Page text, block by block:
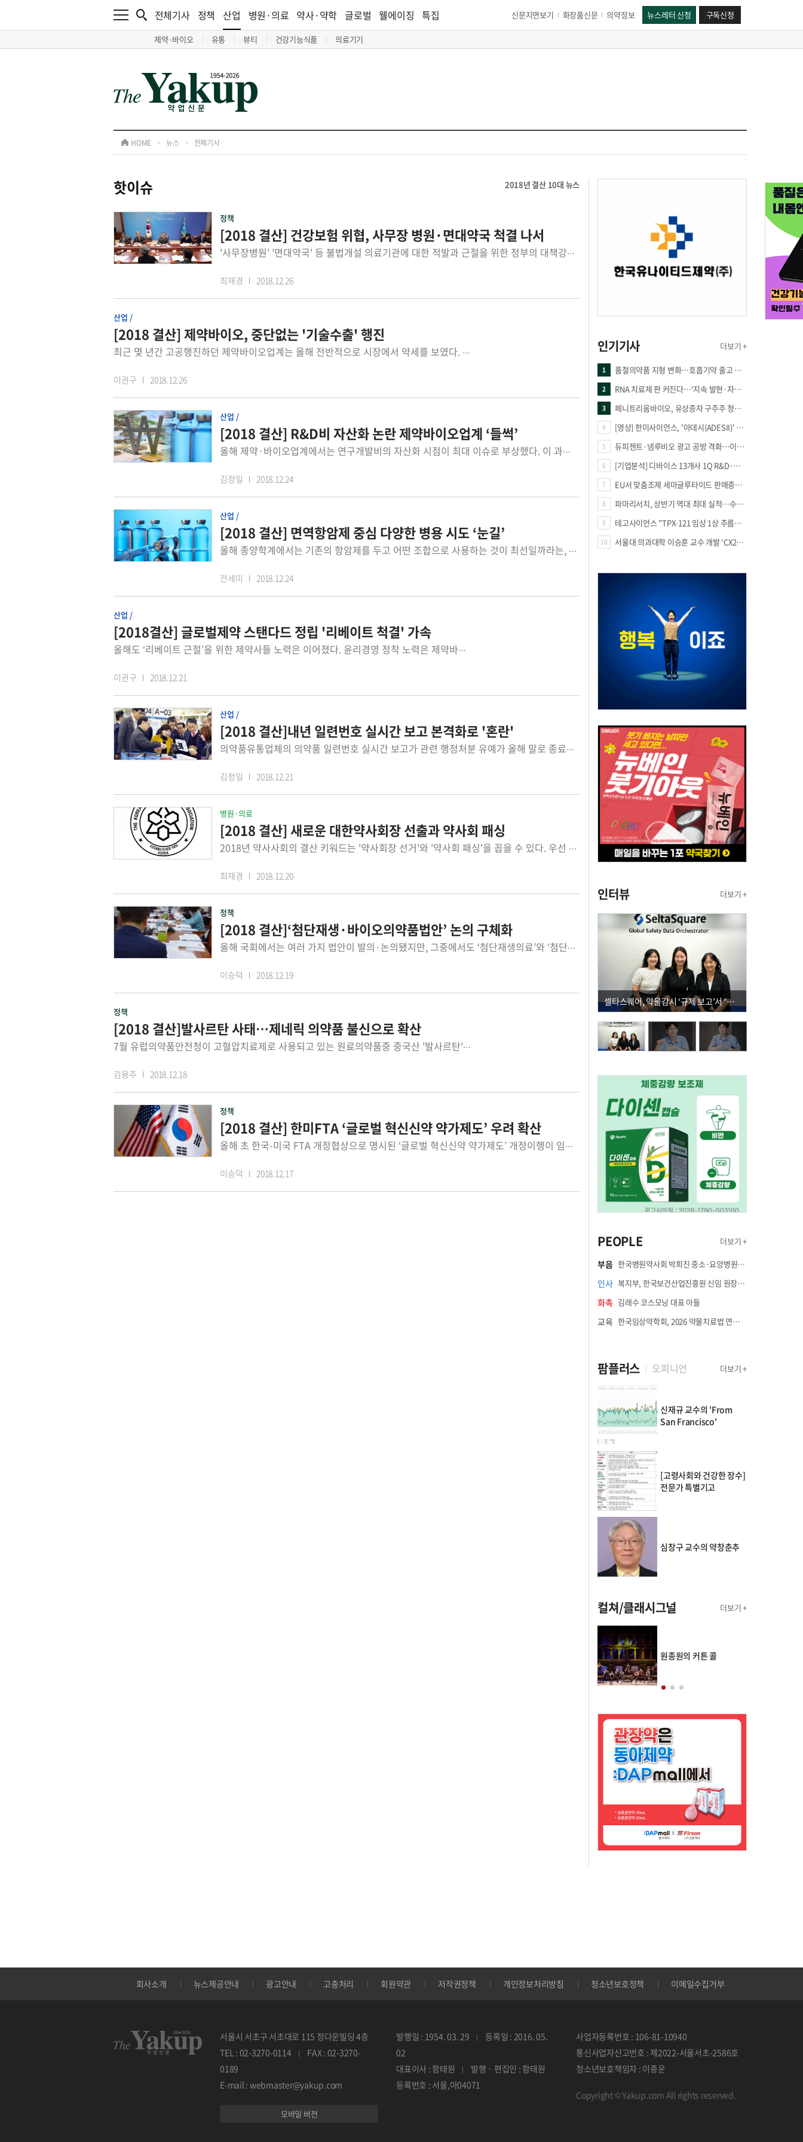
전체기사 정책 산업
제약·바이오 유통 뷰티 건강기능식품 의료기기
병원·의료 약사·약학 글로벌 웰에이징 특집 신문지면보기 화장품신문 의약정보 뉴스레터 신청 구독신청
HOME > 뉴스 > 전체기사
핫이슈 2018년 결산 10대 뉴스
정책
[2018 결산] 건강보험 위협, 사무장 병원·면대약국 척결 나서
'사무장병원' '면대약국' 등 불법개설 의료기관에 대한 적발과 근절을 위한 정부의 대책강화 정책이 실시됐다. 지난 11월 열린 청와대 '제3차 반부패정책협의회' 회의에서 문재인 대통령은 요양병원의 비리에 대해 “적발에만 그치지 않고 병원 문을 닫더라도 환수까지 해야한다” 보다 강력한 대책을 주문하기도 했다. 이에 복지부, 건강보험공단 등 주무 부처도 기존 계획에 더해 강도 높은 정책을 시행할 것으로 전망된다. 올해 국민건강보험공단에서는 국정과제 중 하나인 불법개설 의료기관 근절 방안을 위해 '의료기관지원실'이 정규조직으로 신설됐다. 지난 2013년 T/F로 구성돼 지원단을 거쳐 6년만에 정규 조직회돼 1실 4부 17파트의 70여명의 인력이 불법 개성 의료기과 적발과 관리에 투입되고 있다. 사무장 병원과 면대약국 등 불법개설기관은 진료비 부당청구, 의료서비스 질 저하로 국민건강을 위협하고 건전한 의료질서를 위협하는 등 부작용이 심각했다. 정부는 행정조사 강화로 매년 불법개설기관 적발은 증가하고 있으나, 사전 재산은닉 등으로 징수율은 저조한 실정으로 사후관리 한계에 부딪혀 국정과제인 건강보험의 보장성 확대를 뒷받침하고, 국민 건강 보호 및 건전한 의료질서를 유지하기 위해서는 근절방안 마련이 필요했다. 이에 건보공단은 지난 2009년부터 지난해 말까지 불법개설 의료기관 1,402개를 적발, 2조 867억원을 환수 결정했다. 적발강화로 환수결정금액이 증가하고 있으나, 징수율은 7.07%로 저조한 상황으로 이는 납부의무자 중 70%가 무재산자이고, 재산이 있는 자도 80%가 환가가치가 없는 재산을 보유하는 등 환수 재산을 은닉하고 있어 환수가 어렵다는 장벽에 부딪혀, 근본적인 진입을 방지한다는 것이 공단의 대책 방향이다. 건강보험공단에서는 불법개설 의심기관 행정조사를 강화해 사무장병원은 민원제보 및 요양병원, 한방병원을 중점 조사할 예정이며 면대약국은 문전약국, 대형약국 위주로 조사를 실시한다. 불법사무장 적발 시스템(BMS)의 고도화를 추진해 기존에 적발 된 불법개설 기관의 운영사례를 분석해 부당 유형별 적발모형을 구축 확대(현재 21개 모형)할 예정이다. 수사기관, 지자체 등 협업을 통해 의심기관을 조사하고, 검‧경찰 공조수사 및 불법개설의심기관 신고건 적극 대응하는 등 지자체에서 의료기관 개설 신고 시 불법개설 의심 기관을 공단으로 신고할 수 있도록 활성화하겠다는 전략이다. 이에 불법개설 예방을 위한 유관기관과 협업체계를 구축해 복지부 산하에 구성된 '불법 의료기관 대응협의체'의 운영을 활성화하는 등 다양한 노력을 기울이고 있다. 행정조사 실효성 강화를 위해 '특별사법경찰(이하 특사경)' 도입이 추진되고 있으나, 내외부적인 문제로 예정대로 진행되고 있지는 못한 상황이다. 현재 복지부 상시 단속체계가 부재하고, 행정조사 형식의 단속으로 압수·수색, 계좌추적이 불가능하기 때문에 특사경을 통해 사무장병원·면대약국 상시 단속체계를 검찰·경찰 합동 집중단속을 실시하겠다 방침을 세운바 있다. 한편, 출범구성을 준비중인 특사경은 계획된 인원은 검사 1명(단장), 복지부 2명, 금융감독원 2명, 국민건강보험공단 1명, 지자체 4군데(각 1명), 총 10명으로 각 기관 파견을 통해 지원받을 예정이다. 특사경의 주요 업무는 사무장병원·면대약국 종합대책 이행, 행정조사 및 수사 수행으로, 행정조사(연간 200여건)와 수사(연간 100여건) 전담, 종합대책 이행을 위한 법령 개정 및 제도개선 등을 추진하게 된다. 향후에는 다른 의료법 위반행위(무면허 의료행위, 리베이트 등)에 대한 행정조사, 수사 및 의료인 행정처분까지 업무범위를 확대하는 방안도 함께 검토되고 있다.
최재경 2018.12.26
산업 /
[2018 결산] 제약바이오, 중단없는 '기술수출' 행진
최근 몇 년간 고공행진하던 제약바이오업계는 올해 전반적으로 시장에서 약세를 보였다. 타 산업도 주춤했지만 제약바이오기업들은 특히 더했다. 하지만 올해도 그간 가열차게 추진해 온 연구개발 결실로 기술수출은 이어졌다. 특히 미국 등 선진국에 대한 기술수출이 대폭 늘며 내용 면에서도 알찼다. 1월 19일 동아ST 당뇨병성 신경병증치료제 ' DA-9801'부터 11월 30일 에이비엘바이오 이중항체 신약후보물질 'NOV1501'까지 9개사(11개 테마)가 4조8,596억원을 기술수출했다. 특히 11월 집중적으로 이어지며 11월 한달에만 6개사가 3조6,564억원을 터뜨렸다. 이 액수는 11월 의약품수출액 3억6,900만러 10배에 달하는 수치다(산업통상자원부 ‘2018년 11월 수출입동향’) 기업도 다양했다. 2건씩 기술수출한 유한양행과 크리스탈지노믹스를 포함해 인트론바이오 코오롱생명과학 에이비엘바이오 JW중외제약 동아ST 에스케이케미칼 앱클론 등 9개사가 대규모 기술수출에 성공했다. 기술수출 내용도 주목받으며, 제약바이오기업과 제품을 바라보는 시각을 한단계 업그레이드했다. 유한양행은 4년연속 국내 제약사 매출 1위 기업(올해 5연속 1위)임에도 그간 연구개발에 상대적으로 '약했다'(?)는 평가를 받아 왔지만, 1조원을 훌쩍 넘는 기술수출로 우려를 날려버렸다는 평가다. 코오롱생명과학도 마찬가지. 지난해 12월 미츠비시타나베사로부터 약 5천억 규모 계약파기 아픔을 겪은 이후, 이 계약보다 1,700억 더 많은 기술수출을 이루며 인보사 제품력을 인정받고 있다는 평가를 받았다. 크리스탈지노믹스도 국내 22호 신약이자, 바이오벤처 1호 신약 기술수출을 이뤘고, 인트론바이오는 기술수출을 통한 미국임상으로 신약 성공 가능성을 높였다는 점에서 주목받았다. 더욱이 11건 중 6개가 미국 기업들을 대상으로 한 기술수출이고, 6건 액수도 3조3,858억원으로 올해 기술수출액 대부분을 차지했다는 점도 의미가 큰 것으로 평가받았다. 미국은 세계 최대 시장이지만 그간 허가 뿐 아니라 시장진출 자체도 힘들었던 ‘난공불락’이었다는 점에서, 국내 제약바이오기업 기술 우수성을 인정받음과 동시에 국내 제약바이오기업들에게 자신감도 안겨줬다는 분석이다. 제약업계에서는 국내시장 상황과 관계없이 선진국 및 다국적제약사들을 상대로 한 기술수출 노력과 성과는 계속 이어질 것으로 보고 있다. 지속적인 연구개발을 통해 글로벌 다국적제약사들이 관심을 갖는 유망 파이프라인을 다수 확보한 것으로 파악되고 있기 때문이다. 실제 최근 들어 미국을 포함해 선진국에서 열리는 세계적인 학회에 국내 제약바이오기업들이 다수 초청받아 파이프라인을 발표, 큰 주목을 받는 경우가 이어지고 있다. 국내 제약바이오기업들이 확보한 '원천기술' 등 파이프라인 가치가 세계적으로 인정받고 있다는 분석이다. 여기에 다국적제약사들이 기술도입 등 아이템 확보를 선호하는 추세라는 점도, 기술수출 전망을 긍정적으로 만들고 있다. 실제 전략적 라이센싱-인을 통한 도입신약 후보물질이 자체개발 신약후보 물질보다 임상성공률에서도 3배 가량 성공률이 높은 것으로 보고되며, 다국적제약기업과 글로벌 바이오기업들이 유망신약 후보물질 선점에 적극 나서는 추세다. 이 같은 분위기에 연구개발 노력 결과로 '원천기술 확보' 등 성과가 속속 나오면 내년에도 미국 유럽 일본 등 선진국 의약품시장에 대한 기술수출은 더 큰 규모로 이어지고, 이는 국내 제약바이오기업이 글로벌제약기업으로 도약하고 국내 제약산업이 선진국으로 진입하는 중요한 발판이 될 것이라는 분석이다.
이권구 2018.12.26
산업 /
[2018 결산] R&D비 자산화 논란 제약바이오업계 ‘들썩’
올해 제약·바이오업계에서는 연구개발비의 자산화 시점이 최대 이슈로 부상했다. 이 과정에서 삼성바이오로직스의 분식회계 문제가 불거지면서 바이오업계가 들썩였다. 금융위원회 산하 증권선물위원회는 지난달 28일 열린 정례회의에서 개발비 자산화 시점에 대한 판단오류가 있는 제약·바이오 기업 10개사에 대해 경고와 시정요구 등 계도조치를 취하기로 결정했다. IFRS(국제회계기준)상 실적으로 실현 가능성이 높은 개발비는 무형자산으로 처리할 수 있만 외국계 증권사들이 일부 바이오 기업들의 개발비 자산화가 지나치다는 의견이 제기했으며, 이에 따라 금융감독원은 지난 3월 개발비 자산화 비중이 높은 제약·바이오 업체에 대해 특별 감리에 착수했다. 또한 5월에는 금감원이 분식회계를 이유로 삼성바이오로직스에 조치사전통지서를 통보했고, 금감원 감리와 금융위원회 증선위 회의를 거쳐 지난 11월 고의 분식회계로 결론을 내려 상장폐지 가능성까지 제기됐었다. 이후 12월 들어 최종적으로 상장 유지 및 거래 재개 결정이 내려졌다. 또 금융위원회와 금융감독원은 9월 신약개발은 임상 3상 이후, 바이오시밀러는 임상 1상 이후 개발비 자산화를 허용하는 것을 주요 내용으로 하는 ‘제약·바이오 기업의 연구개발비 회계처리 관련 감독지침’을 발표했다. 이 지침에 따르면 제약·바이오 R&D 자산화와 관련해 약품유형별로 각 개발단계의 특성과 해당 단계로부터 정부 최종 판매 승인까지 이어질 수 있는 객관적 확률통계를 감안해 개발비 자산화 가능 단계를 설정했다. 신약의 경우 ‘임상 3상 개시 승인’, 바이오시밀러는 ‘임상 1상 개시 승인’, 제네릭은 ‘생동성시험 계획 승인’을 자산화 단계로 설정했다. 진단시약은 ‘제품검증’ 단계로 정했다. 감독지침은 이러한 기준에 따라 자산으로 인식하는 경우, 기술적 실현 가능성 판단에 필요한 객관적 증빙 자료를 제시하도록 했다. 만약 전 단계에서 연구개발비를 자산으로 인식한 경우에는 감리 과정에서 회사의 주장과 논거를 더욱 면밀히 검토하도록 했다. ‘원가측정의 신뢰성 확보’를 위한 지침도 마련돼 회사는 프로젝트별 투입 원가를 신뢰성 있게 측정하고, 그 중 개발활동과 직접 관련 있는 원가만 자산으로 계상해야 한다. 프로젝트별 투입된 재료비, 노무비, 외주비 등을 개발단계별로 구별해 집계하는데, 개발비와 연구비가 혼재돼 구분이 어려운 경우에는 전액 비용으로 인식된다. 더불어 ‘상업화 가능성 확인 및 손상 평가’도 도입돼 회사는 무형자산의 상업화 의도와 능력 및 이에 필요한 기술·재정적 자원입수 가능성을 합리적으로 제시해야 한다. 심사·감리 과정에서는 사업계획 등을 통해 확인할 수 있다. 개발비를 자산으로 인식한 후에는 손상 관련 회계기준에 따라 그 자산에서 얻게 될 미래 경제적 효익을 평가하고, 그 초과분은 손상으로 인식하고 이후 추가 지출액은 비용 처리한다. 회사는 연구개발비를 자산화한 금액을 개발단계별로 재무제표에 양식에 맞게 주석으로 공시하고, 심사·감리 과정에서 중점 확인한다.
김정일 2018.12.24
산업 /
[2018 결산] 면역항암제 중심 다양한 병용 시도 ‘눈길’
올해 종양학계에서는 기존의 항암제를 두고 어떤 조합으로 사용하는 것이 최선일까라는, 일명 항암제 간의 ‘재조합’ 전략이 눈길을 끌었다.항암제 간의 재조합 전략에는 3세대 항암제인 ‘면역항암제’를 포함한 병용 요법이 주된 트렌드를 이끌었다고 볼 수 있다.지난 몇 년 동안은 면역항암제의 등장과 함께 제품 개발에만 집중했다면, 올해에는 기존에 존재하는 다른 계열의 항암제와의 병용 요법을 통해 단일 요법 대비 높은 효과를 노린 것이다.면역항암제 병용 요법이 트렌드가 된 이유는 몇 가지가 있다.먼저 면역항암제 단독으로는 반응률과 무진행생존률이 세포 독성 항암제에 비해 높지 않을 수 있다. 또 다른 기전의 치료제와 병합할 때 시너지를 일으킬 수 있다는 이론적 근거가 있으며, 세포 독성 항암제와 비교해 독성이 더 높지 않은 것도 이유가 된다.대표적인 조합으로는 면역항암제-세포 독성 항암제, 면역항암제-면역항암제, 면역항암제-표적항암제, 면역항암제-세포 독성 항암제-표적항암제 등이 있다.키트루다(성분명: 펨브롤리주맙)의 임상 연구인 KEYNOTE-407은 많은 관심을 받았다. KEYNOTE-407은 PD-L1 발현율에 상관없이 비소세포폐암 환자를 대상으로 키트루다-세포 독성 항암제 병용군과 위약-세포 독성 항암제 간의 효과를 비교한 연구다.결론은 키트루다와 세포 독성 항암제 병용 군의 효과가 더 좋았다. 위약-세포 독성 항암제에 비해 무진행생존기간 1.6개월, 전체생존기간 3.6개월을 각각 늘렸다.또 다른 면역항암제 티쎈트릭(성분명: 아테졸리주맙)은 상피세포 성장인자 수용체(EGFR) 또는 ALK 유전자 변이를 나타내는 전이성 비편평 비소세포 폐암 1차 치료에서 아바스틴(성분명: 베바시주맙), 탁솔(성분명: 파클리탁셀) 및 카보플라틴을 병용하는 요법을 사용할 수 있도록 FDA로부터 허가받았다.면역항암제 병합요법은 폐암에서만 트렌드로 작용하는 것은 아니다. 폐암 외에도 위암, 방광암, 신장암, 두경부암 등 다양한 암종에서 시도되고 있다.신장암에서는 옵디보(성분명: 니볼루맙)와 여보이(성분명: 이필리무맙)가 병용 투여를 통해 수텐(성분명: 수니티닙) 대비 높은 뛰어난 전체 생존기간 개선 효과를 입증하며 국내 적응증을 확대했다.이에 따라 옵디보와 여보이 병용요법은 면역항암제 최초로 이전 치료경험이 없는 중등도 및 고위험군(Intermediate/Poor Risk) 진행성 신세포암 환자 치료에 사용이 가능해졌다. 면역항암제는 기본적으로 수십 가지 암종을 치료하기 위해 개발됐기 때문에 각각의 암 모두에 최적의 항암 효과를 기대하기에는 현재 많은 부분에서 무리가 따른다.또 암 세포들의 진화 속도를 신약 개발 속도가 미처 따라잡지 못한다는 부분에서 당장의 암 환자들을 위한 새 치료 방법으로 병용 요법이 의미를 가질 수 있다.면역항암제 병용 요법이 시간이 흐를수록 다양한 암종에서 시도되고 있는 만큼 차후 어느 영역까지 확장될 지 귀추가 주목된다.
전세미 2018.12.24
산업 /
[2018결산] 글로벌제약 스탠다드 정립 '리베이트 척결' 가속
올해도 ‘리베이트 근절’을 위한 제약사들 노력은 이어졌다. 윤리경영 정착 노력은 제약바이오협회와 제약계가 리베이트를 뿌리뽑기 위해 야심차게 도입한 'ISO37001'(반부패경영시스템)을 통해 강하게 나타났다. 당초 이 시스템은 CP(공정경쟁자율준수프로그램)보다 진일보한, 제약사들에게 CP보다 더한 부담을 주는 시스템으로 회자되며 제약사들 사이에서 도입과 적용에 대한 불만도 많았다. 하지만 가장 먼저 인증받은 한미약품을 시작으로 유한양행 코오롱생명과학 GC녹십자 대원제약 JW중외제약 일동제약 동아에스티 명인제약 안국약품 종근당 휴온스 동구바이오제약 대웅제약등 12월 20일 현재 14개 제약사가 인증받았다. 현재 인증 제약사는 당초 제약바이오협회가 설정한 인증 청사진에는 미치지 못한 숫자다(1,2차 인증= 2017.12-2018.10, 이사장단사 15개사 중 13개사 인증, 코오롱생명과학은 비이사사 중 1차인증 희망기업 1개사) 하지만 아직 계획에 다다르지 못한 제약사들도 현재 ISO37001 도입작업을 진행 중으로, 준비 중인 3차 인증 제약사(2018 10-2019 3,이사사 12개사)까지 더해 내년 초까지인증을 받는 제약사는 계속 이어질 전망이다. 업계에서는 제약사들이 리베이트를 바라보는 시각이 바뀌고, 윤리경영 의지가 강하다는 점에서 내년 중으로 주요 제약사들 인증작업이 완료될 것으로 점치고 있다. 특히 분위기상 합류하지 않으면 윤리경영 의지에 대한 의심을 받을 수 있다는 점까지 더해지며, 제약계가 CP에 더해 윤리경영 완성 장치로 야심차게 도입한 ISO37001 인증은 대세로 자리잡고 있다는 분석이다. 윤리경영 정착과 윤리경영 글로벌 스탠다드 정립 취지에서 도입한 ISO37001 인증작업이 순조롭게 진행되고 있고, 글로벌 진출이 확대되고 있다는 점에서 윤리경영은 제약산업계에 필수적인 덕목이 됐다는 진단이다. 윤리경영이 자리 잡으며 리베이트도 설 자리를 잃고 있다. 아직 리베이트가 완전히 가신 것은 아니다. 제약계에서는 상위 제약사들을 중심으로 상당수 제약사들이 연구개발에 적극 나서는 공백(?)을 이용해 일부 제약사들이 리베이트 세계에 발을 들여놓는 것으로 파악하고 있다. 특히 CSO(영업판매대행)가 신종 리베이트 창구 역할을 하고 있다는 지적도 계속 이어지며, 이 같은 행태를 제어하지 못하면 리베이트 근절이 이뤄지기 힘들 것이라는 우려도 나오고 있다. 또 올해 연말들어 검찰과 식약처 위해사범중앙조사단도 일부 제약사를 대상으로 조사에 착수했다. 하지만 전반적으로는 리베이트를 개별 제약사 일탈로 보는 분위기다. 리베이트가 발생했을 때 여전히 긴장하지만, 제약산업 전체가 '호들갑'을 떨던 이전과는 다른 분위기다. 업계에서는 리베이트를 바라보는 정부와 여론 시각에 더해, 제약사 스스로도 인식과 체질을 개선했기 때문으로 보고 있다. 특히 외부 시각이 아니더라도 재편되는 시장(글로벌제약사 도약 및 글로벌 진출을 위해서는 연구개발과 글로벌 스탠다드에 맞는 경영체계 반드시 필요)에서 ‘생존’ 하기 위해서라도 앞으로 ‘리베이트 근절-윤리경영 정착’ 노력은 내년에도 한층 가열차게 전개될 전망이다.
이권구 2018.12.21
산업 /
[2018 결산]내년 일련번호 실시간 보고 본격화로 '혼란'
의약품유통업체의 의약품 일련번호 실시간 보고가 관련 행정처분 유예가 올해 말로 종료되면서 내년 1월 1일부터 본격화된다. 특히 본격 시행을 앞두고 난항을 거듭해온 의약품 일련번호 제도가 정부와 유통업계 간 기준 보고율에 대한 공감대가 형성되면서 순항할 가능성이 높아졌다는 평가다. 특히 내년부터 행정처분 기준이 되는 일련번호 보고율과 관련, 복지부가 일선 현장의 어려움을 감안해 50%부터 단계적 시행할 것으로 알려지면서 제도에 참여하는 방안을 긍정 검토하고 있는 상황이다. 심평원에 따르면 2018년 8월 공급량 기준으로 의약품유통업체의 일련번호 보고율은 56.61%였다. 다만 유통업계는 여전히 해결되지 않은 선결과제들이 남아있는 만큼 이에 대한 논의를 계속한다는 방침이다. 의약품유통협회도 일련번호 제도는 전 세계적인 추세일 뿐 아니라 의약품 이력 추적 관리로 인한 위조 및 불법 유통 방지 등 기대효과가 적지 않은 만큼 제도 취지에는 충분히 공감한다는 입장이다. 또한 정부가 현장의 어려움을 충분히 이해하고 있는 만큼 일단 ‘조건부 수용’ 후 그동안 업계가 주장해 온 선결과제 등에 대한 소통을 계속해 나가며 제도 정착을 위해 노력할 계획이다. 이와 관련 우선 현재 50%로 설정돼 있는 보고율을 분기 또는 반기별로 단계적 확대한다는 방침과 관련해 명확한 기준을 요구할 계획이다. 또한 실시간 보고에 대한 현실적 보완 방안도 마련해야 한다는 입장인데, 한 달 안에 수정 보고가 가능하도록 하는 내용을 협의 중이다. 아울러 그동안 계속해서 강조해 온 △요양기관 반품 및 선납 문제 △2D-RFID 리딩방식 이원화 보완 △묶음번호 표준화 및 의무화 △의약품 유통 선진화를 위한 재정적, 정책적 지원 방안 마련을 위한 논의를 이어갈 예정이다. 정부는 지난 1999년 10월 약사법시행규칙 개정을 통해 2000년 4월부터 의약품 바코드 표시를 의무화했다. 이는 의약품 유통관리 자동화와 유통비용 절감, 거래 투명화 등을 위한 것이다. 이어 2008년 바코드 표시사항에 제조번호와 유효기한이 추가됐다. 제조번호는 불량 의약품 회수, 유효기한은 의약품 선입선출 등 재고관리 효율화를 위한 것으로 지정의약품은 2012년, 전문의약품은 2013년부터 시행에 들어갔다. 2011년에는 고시 개정을 통해 위조 의약품 방지 및 약품별 이력 추적을 위해 일련번호 표시제 도입 근거를 마련하고 2015년부터 시행키로 했다. 또한 위조·불량 약품 추적 및 회수라는 일련번호 제도 목적 달성을 위해 의약품 유통단계별로 일련번호 정보 보고를 받기로 하고, 제약사는 2016년 7월부터, 도매업체는 2017년 7월부터 일련번호 실시간보호를 시행키로 했다. 일련번호 실시간보고 제도의 대상업체는 의약품 제조사·수입사·도매업체이고 대상 의약품은 바코드에 일련번호가 표기된 전문의약품으로 했으며, 보고 시기는 제품을 출하(공급)할 때이지만 공급업체 간 의약품 배송·도착일자 등을 고려해 공급한 날의 다음 날까지 보고토록 하고 있다. 정부는 예정대로 2017년 7월부터 도매업체 대상 의약품 일련번호 실시간 보고제도 시행에 들어갔지만, 제약사보다 많은 도매업체수(2,500여개), 업체 영세성 등을 고려해 충분한 준비기간 및 일련번호 보고 여건 개선 요구를 일정 부분 수용해 2018년 말까지 관련 행정처분을 유예했다.
김정일 2018.12.21
병원·의료
[2018 결산] 새로운 대한약사회장 선출과 약사회 패싱
2018년 약사사회의 결산 키워드는 '약사회장 선거'와 '약사회 패싱'을 꼽을 수 있다. 우선 지난 12월 13일 개표가 실시된 '대한약사회장 및 시도약사회장 선거'에서 제 39대 대한약사회장으로 김대업 후보(성균관대)가 당선됐다. 김대업 당선인은 총투표 1만 9,287표(무효 포함)가운데 58.3%인 1만 1132표를 얻어 7,971표를 얻은 최광훈 후보를 3,161표차로 누르고 차기 회장에 당선됐다. 이번 선거에 대해 많은 약사회 관계자들은 회원들의 표심이 '반집행부. 반중앙대' 정서에 영향을 받았다고 평가하고 있다. 조찬휘 집행부 6년에 대한 회원들의 실망이 그대로 나타났다는 분석이다. 신축회관 1억원 가계약건이나, 연수교육 2,850만원 문제 등 법적인 시시비비에 앞서 도덕적 책임에 대한 집행부의 신뢰문제는 약사회 결집에도 걸림돌로 작용, 결국 회무에도 부정적인 영향을 준 부분은 간과할 수 없다는 것이다. 또한, 유력 후보로 꼽히던 김종환 서울시약사회장을 끝내 포기하게 만든 '2012년 서울시약사회장 선거 금품거래' 사건에도 중앙대 동문들이 깊숙히 개입 됐었음이 드러나면서 '반 중앙대' 정서도 약사회선거 전반에 영향을 준 것으로 보인다. 이번 선거는 약사회 최초 온라인(모바일)투표가 도입됐고, 각 시도약사회에서 대한약사회장 후보를 초청해 정책 토론회를 개최할 수 있도록 하는 등 새로운 시도가 도입됐다. 강화된 선거제도로 후보간 비방이나 마타도어식 선거운동은 이전 선거보다 자제됐다는 평가를 받고 있지만, 비용 부담과 선거로 인한 회원간 갈등 문제, 고질적인 동문 선거 양상, 일반 회원의 무관심 등은 앞으로 약사회 선거가 극복해야 할 숙제로 남겨 있다. 특히, 후보자격 검증과 회원의 알권리에 대한 기준점이 무엇인지를 고민할 필요가 있다는 목소리도 들리고 있다. 한편, 약사회가 사살상 올 하반기부터 선거열풍에 휩싸이게 되면서 약사정책 관련, 민감한 사안들이 그 빈틈을 파고드는 사건이 발생하기도 했다. 약사회 선거 운동이 한창이던 11월 약대 증설 문제가 터지면서 '약사회 패싱' 문제가 불거 졌다. 교육부와 복지부가 약대 증설이라는 중요한 사안을 약사회의 의견을 충분히 수렴하지 않고 결정을 한 것이다. 교육부는 '2020학년도 약학대학 정원 배정 기본계획'을 발표해 60여명의 약대 증원 계획을 밝혔고, 대한약사회는 “약학회나 약사회 등 관련 학계와 단체의 의견수렴도 받지 않은 결정”이라며 즉각적으로 반발했다. 국회에서도 이 문제를 거론 재검토를 요청했으나, 박능후 복지부 장관은 “철회는 약속할 수 없다”는 입장을 밝힌바 있다. 대한약사회 정책 담당자는 이 문제에 대해 상반기 약사 인력 문제에 대해 대응해 오다가 편의점 상비약 확대 문제가 불거지면서 그 사안에 집중, 약사 인력 부족이라는 정부 시각에 대한 대응을 간과했음을 시인하기도 했다. 복지부가 약사회의 의견을 제대로 물어주지 않은 것을 문제 삼았지만, 결국 대한약사회 정책 대응과 대관 업무의 헛점이 드러난 사안이다. 이뿐만 아니라 커뮤니티케어 서비스에 '약사' 직능이 제외 되는 등 주요 보건의료 정책에 약사의 전문성이 배제되고 있는 상황이다. 끝나지 않은 안전상비약 효능군 확대 문제와 약대 증설 저지 등은 차기 집행부에게 넘어 가게 됐다.
최재경 2018.12.20
정책
[2018 결산]‘첨단재생·바이오의약품법안’ 논의 구체화
올해 국회에서는 여러 가지 법안이 발의·논의됐지만, 그중에서도 ‘첨단재생의료’와 ‘첨단바이오의약품’에 관한 제정법의 등장이 산업계에서 가장 큰 이슈가 됐다. 2018년은 해당 법안들은 올해까지 결론을 내지는 못한 채 결정이 미뤄졌지만, 국회 차원 추진의지를 갖고 구체화됐다는 데 의미가 있다. 첨단재생의료와 첨단바이오의약품은 살아있는 세포나 조직을 이용해 환자 맞춤형으로 개발되는 것으로, 전통적인 합성의약품과 달리 동물실험을 통한 효과성, 안전성 입증에 한계가 있어 기존의 의료기술, 의약품, 의료기기를 평가하는 방법(의료법, 약사법, 의료기기법)과 다른 다양한 고려사항이 존재한다. 제정안 추진 상황을 보면, 2016년 6월 14일 ‘첨단재생의료의 지원 및 안전관리에 관한 법률안(김승희 의원 대표발의)’이 발의됐다. 이는 제19대 국회에서 회기만료로 폐기됐던 법안을 다시 제안한 것이다. 같은 해 11월 9일에는 ‘첨단재생의료의 지원 및 안전관리에 관한 법률안(전혜숙 의원 대표발의)’이 발의되면서 첨단재생의료 분야의 안전성 확보를 위한 관리․지원에 대해 여․야 공감대가 형성됐다. 여기에 2017년 8월 28일에는 ‘첨단바이오의약품법안(정춘숙 의원 대표발의)’이 나와 첨단바이오의약품에 대한 지원첨단재생의료 분야의 안전성 확보를 위한 관리․지원을 위해 허가 등 전주기 안전관리체계 초안이 나왔으며, 올해 8월 16일 이러한 법률안을 통합․조정해 여․야 단일법안으로 ‘첨단재생의료 및 첨단바이오의약품에 관한 법률안(이명수 의원 대표발의)’이 발의됐다. 법안이 담고 있는 주요 내용은 첨단재생의료․첨단바이오의약품의 정의와 계획수립, 첨단재생의료 실시기관, 첨단재생의료세포처리시설, 첨단재생의료 안전관리, 첨단바이오의약품의 제조․취급, 첨단바이오의약품 규제과학센터, 허가심사 신속처리․조건부허가 등이다. 그러나 해당 법안들이 국회 보건복지위원회 법안심사소위원회(이하 법안소위)에 첫 상정된 9월 11일부터 문제가 지적됐다. 상정은 됐지만 법안심사소위원회에서 공청회 등 기본적 검토 없이 심의가 불가능하다고 판단, 논의가 중지됐다. 이후 9월 19일 법안소위에서도 짧은 심의기간동안 논의가 어려워 다시 한 번 미뤄졌다. 12월 4일에 이어진 법안소위에서도 상정만 되고 논의하지 못 했다. 다만, 이날 소위에서는 제정법의 세부법안까지 구체적인 사항들이 준비됐으며, 이명수 의원의 통합법안을 중심으로 검토하기로 방향을 정하고 법안취지와 제정안 구성 개요를 확인하는 시간을 가졌다. 그리고 가장 최근 시점인 12월 13일, 법안소위 차원에서 준비된 공청회에서는 처음으로 국회와 정부 관계부처(보건복지부, 식품의약품안전처)에서 나아가 민간 관계자들을 불러 의견을 청취하면서 본격적인 검토를 시작했다. 공청회에서는 각 진술자들의 의견에 따라 찬성과 반대 등 다양한 의견이 오갔다. 인하대 박소라 교수(한국조직공학·재생의학회 수석부회장)는 재생의료 제정법을 긍정적으로 평가하면서 바이오법안과의 통합법 또한 긍정적으로 연결될 수 있다고 찬성했다. 가톨릭대 오일환 교수(한국줄기세포학회장)는 통합법안으로 추진되는 과정에서 환자 인권 등 초기 우려점이 해소됐다고 긍정적으로 평가하는 동시에 통합 기준제시 및 법적 책임 명시로 정책적 혼란을 방지하고 환자 보호장치를 마련해야 한다고 제언했다. 보건의료단체연합 전진한 정책국장은 재생의료(줄기세포 치료, 유전자치료)는 안전성이 충분히 검증되지 않아 신중 접근이 필요하다며, 특히 첨단바이오의약품법안에서 시판후 안전관리(조건부 허가)가 위험하고 비윤리적이라고 반대했다. 법안소위는 주로 반대 입장에서 보완점을 찾는 방향으로 공청회를 진행했으며, 통합됐던 첨단재생의료․첨단바이오의약품법안을 다시 분리해 별도 의논하는 방안이 제안되기도 했다. 이에 따라 내년 2월 예정된 법안소위에서는 그동안의 논의를 구체화해 최종 방향이 결정될 것으로 전망된다.
이승덕 2018.12.19
정책
[2018 결산]발사르탄 사태…제네릭 의약품 불신으로 확산
7월 유럽의약품안전청이 고혈압치료제로 사용되고 있는 원료의약품중 중국산 '발사르탄'에서 발암유발 가능 물질이 검출됐다고 발표한 이후 우리나라는 큰 후폭풍에 시달렸다. 외국의 경우 중국산 발사르탄을 사용한 고혈압치료제가 국가당 10개 품목도 안되는 반면, 우리나라는 중국산 발사르탄 원료를 사용한 고혈압치료제 200품목을 넘었기 때문이다. 발사르탄 파동은 우리나라 제네릭 의약품에 대한 불신으로 이어졌고, 사태 파장은 제네릭 의약품 허가제도를 손보는 후폭풍을 가져왔다. 유럽의약품안전청(EMA)은 7월 초 고혈압 치료제로 사용되는 원료의약품 중 중국산 ‘발사르탄’(Valsartan)에서 불순물로 ’N-니트로소디메틸아민(N-Nitrosodimethylamine, NDMA)’이 확인되어 제품 회수 중이라고 밝혔다. 중국 '제지앙 화하이(Zhejiang Huahai)'사에서 제조한 발사르탄 원료의약품에서 검출된 'N-니트로소디메틸아민(NDMA)'는 WHO 국제 암연구소(IARC) 2A(인간에게 발암물질로 작용할 가능성 있는 물질) 분류하고 있다. 유럽식품의약품안전청의 조치에 따라 식품의약품안전처도 중국산 '발사르탄' 원료의약품을 사용한 고혈압치료제에 대해 잠정 판매중단조치를 내리는 한편, 해당 원료에 대한 불순물 관련 조사를 실시했다. 식약처는 1차로 7월 7일 중국 '제지앙 화하이(Zhejiang Huahai)’사에서 제조한 ‘발사르탄’을 원료로 사용한 82개사 219품목에 대해 잠정적인 판매중지 및 제조 수입조치를 내렸다. 식약처는 해당 품목에 대해 전수조사를 실시한 결과, 7월 9일 해당 원료를 사용하지 않은 것으로 확인된 104개 품목(46개 업체)은 판매중지 및 제조중지를 해제했다. 또 해당 원료 사용이 확인된 115개 품목(54개 업체)은 판매중지 및 제조중지를 유지하고, 회수 절차를 진행했다. 이후 식약처는 중국 화하이사와 제조공정이 다르거나 추가 확인이 필요한 발사르탄(31개사, 46품목)에 대해서도 수거‧검사를 진행해 '대봉엘에스(주)’가 제조한 일부 ‘발사르탄’ 제품에서 NDMA 잠정 관리 기준을 초과한 것으로 확인했다. 이에 따라 대봉엘에스(주) 발사르탄에 대해서는 잠정 판매 및 제조 중지 조치하고, 해당 원료를 사용하여 제조된 완제의약품 22개사, 59개 품목에 대해서도 잠정 판매중지 및 처방을 제한하도록 조치했다. 또 '발사르탄' 원료의약품 45개 품목을 수거‧검사한 결과, 2개 품목에서 'NDMA' 기준을 초과한 것을 확인했다. 해당 원료의약품은 스페인 퀴미카 신테티카(Quimica Sintetica)社가 제조하여 ㈜팜스웰바이오가 수입한 1개 품목과 중국 지앙쑤 종방(Jiangsu Zhongbang)社가 제조한 명문제약㈜의 1개 품목이다. 식약처는 원료의약품 불순물 관리를 강화하기 위하여 원료의약품에 대한 전반적인 안전관리 개선 방안을 마련하여 시행할 방침이라고 밝혔다. 또 원료의약품 등록 제도를 개선하여 의약품에 포함될 수 있는 불순물에 대한 자체 관리를 의무화하고, 해외제조소 등록제 및 실사 근거를 법제화해 관리 체계를 강화할 방침이라고 덧붙였다. 실제로 12월 정기국회에서 약사법이 개정돼 수입자가 총리령으로 정하는 의약품 등을 수입하려면 그 해외제조소의 명칭 및 소재지 등을 등록하도록 하고, 수입의약품 등의 위해방지를 위해 현지실사를 실시하며, 그 결과에 따라 수입 중단 등의 조치를 할 수 있도록 했다. 발암물질 유발 발사르탄 원료의약품 사용 고혈압의약품 문제는 국회 국정감사에서 주요 이슈로 부각됐고, 제네릭 의약품 전반에 걸친 제도 개선의 필요성이 제기됐다. 이에 따라 정부는 제네릭 의약품 제도 개선을 위해 식약처, 복지부, 심평원이 참여하는 제네릭 의약품 협의체를 운영하고 있다. 협의체에서 식약처는 의약품 허가제도, 복지부는 보험급여방식, 심평원은 의약품 유통구조 전반에 걸친 제네릭 의약품 제도 개선 방안을 제시하고 협의중이다. 제네릭 의약품 제도 개선 종합대책은 내년 상반기중 나올 것으로 전망된다.
김용주 2018.12.18
정책
[2018 결산] 한미FTA ‘글로벌 혁신신약 약가제도’ 우려 확산
올해 초 한국-미국 FTA 개정협상으로 명시된 ‘글로벌 혁신신약 약가제도’ 개정이행이 임박해지며 국내 제약업계 우려가 깊어졌다. 한국-미국 양국은 올해 3월 집중적인 한미 자유무역협정(FTA) 개정협상을 진행해 한미 FTA 개정협상 원칙적 합의를 도출했다. 수석 대표간 협의와 분야별 기술협의를 통해 협상 범위를 핵심 관심분야를 중심으로 대폭 축소했으며, 그 상태에서 양국 통상장관회담에서 주요 쟁점사항에 대한 합의 또는 절충안 모색으로 원칙적으로 합의·도출하기로 했다. 협상결과에는 약가와 관련한 문제도 포함됐고, 미국 측에서 관심을 보인 이행 이슈인 ‘글로벌 혁신 신약 약가제도’와 관련해 한미FTA에 합치되는 방식으로 제도 개선·보완에 합의했다. 한-미 양측은 이후 조속한 시일 내 분야별로 세부 문안작업을 완료할 계획이며, 문안 작업이 완료된 후, 정식 서명 등을 거쳐 국회 비준 동의를 요청하는 등 향후 절차를 추진해나간다고 밝혔다. 이와 관련해 일부에서는 한미 FTA 개정협상 결과에서 국내 건강보험 약가 결정제도를 손질했다고 알려지기도 했으나, 보건복지부는 약가 결정제도 전반이 아닌 ‘글로벌 혁신신약 약가 우대제도’에 대한 것이라고 명확히 하기도 했다. 당초 한국의 건강보험심사평가원이 올해 12월 31일까지 개정을 이행하기 위해 개정초안을 10월 31일까지 입안․공표할 예정이었으나, 신중검토를 위해 다소 미뤄져 11월 7일 ‘약제의 요양급여대상여부 등의 평가 기준 및 절차 등에 관한 규정’을 행정예고했다. 공개된 개정규정(안)은 서한교환에 따른 후속 조치로 약가 우대를 위해서는 기업요건과 제품요건 모두 만족해야 한다. 기업요건은 필수의약품 수입·생산(WHO 지정 또는 식약처 지정 중 택1)으로 했으며 공급의무 위반, 리베이트 제공이 적발된 제약사는 제외된다. 제품요건은 △새로운 기전 또는 물질 △대체가능한 다른 치료법(약제포함) 없음 △생존기간의 상당한 연장 등 임상적 유용성 개선 입증 △미국 FDA의 획기적 의약품지정(BTD) 또는 유럽 EMA의 신속심사 (PRIME) 적용 등을 만족하는 혁신적 신약이다. 희귀질환 치료제 또는 항암제도 요건에 포함된다. 여기에는 기존 ‘국내에서 세계 최초로 허가받은 신약(제품 기준)’과 ‘혁신형 제약기업(기업 기준)’이라는 조건이 삭제되기 때문에 사실상 국내 제약사들이 신약개발로 약가를 우대받을 가능성이 없는 내용으로 짜여 졌다는 것이 제약계 판단이다. 개정안대로라면 국내 제약사가 탁월한 신약을 개발하더라도 무조건 미국이나 유럽에 가서 신속심사허가를 받아야만 약가우대가 가능하다는 것. 한국제약바이오협회는 11월 9일 성명서를 통해 “제도 자체는 기본적으로 국내 보건의료에 기여한 신약을 우대해주기 위해 마련됐던 것이다. 신약에 대한 약가우대를 통해 국내 R&D투자 확대, 일자리 창출, 국민보건향상 등을 꾀하기 위함이었다”며 “그러나 이번 개정안은 이를 담보하는 연구개발, 국내 임상 수행 등의 관련 조항이 전면 삭제됨으로 인해 당초 취지가 무색해진 것”이라고 비판하면서 약가정책 전면수정을 촉구하기도 했다. 심사평가원의 한미 FTA 글로벌 혁신신약 약가우대 개정안은 17일까지 행정예고에 대한 의견을 받았으며, 올해 연말까지 개정이행이 추진될 예정이다. 국내 제약계 우려가 깊어지는 가운데, 글로벌 혁신신약 약가우대 개선안이 어떤 형태로 이행될 지, 정부 후속대책이 어떤 식으로 마련될 지에 제약계 관심이 쏠리고 있다.
이승덕 2018.12.17
인기기사 더보기 +
1 품절의약품 지형 변화…호흡기약 줄고 만성질환 복합제 늘었다
2 RNA 치료제 판 커진다…‘지속 발현·자가증폭·단백질 복원’ 경쟁
3 페니트리움바이오, 유상증자 구주주 청약률 91.03% 기록
4 [영상] 한미사이언스, '아데시(ADESII)' 앞세워 더마 시장 판도 바꾼다
5 듀피젠트·넴루비오 광고 공방 격화…이번엔 사노피가 일부 문구 변경
6 [기업분석] 디바이스 13개사 1Q R&D·해외매출 증가
7 EU서 맞춤조제 세마글루타이드 판매중단 판결
8 파마리서치, 상반기 역대 최대 실적…수출 47% 늘며 성장 견인
9 테고사이언스 "TPX-121 임상 1상 주름개선 66.7%·안전성 확보"
10 서울대 의과대학 이승훈 교수 개발 ‘CX213’, 미국 FDA 패스트트랙 지정
인터뷰 더보기 +
셀타스퀘어, 약물감시 ‘규제 보고’서 ‘데이터 의사결정’으로 "PVX 전환 요구 커진다"
PEOPLE 더보기 +
부음 한국병원약사회 박희진 중소·요양병원이사(충청북도 청주의료원 약제팀장) 부친상
인사 복지부, 한국보건산업진흥원 신임 원장에 고상백 교수 임명
화촉 김래수 코스모닝 대표 아들
교육 한국임상약학회, 2026 약물치료법 연수강좌 8월 21일 개최
팜플러스 오피니언 더보기 +
신재규 교수의 'From
San Francisco'
[고령사회와 건강한 장수]
전문가 특별기고
심창구 교수의 약창춘추
컬쳐/클래시그널 더보기 +
원종원의 커튼 콜
회사소개 뉴스제공안내 광고안내 고충처리 회원약관 저작권정책 개인정보처리방침 청소년보호정책 이메일수집거부
서울시 서초구 서초대로 115 정다운빌딩 4층
TEL : 02-3270-0114
FAX : 02-3270-
0189
E-mail : webmaster@yakup.com
모바일 버전
발행일 : 1954. 03. 29
등록일 : 2016. 05.
02
대표이사 : 함태원
발행 · 편집인 : 함태원
등록번호 : 서울,아04071
사업자등록번호 : 106-81-10940
통신사업자신고번호 : 제2022-서울서초-2586호
청소년보호책임자 : 이종운
Copyright © Yakup.com All rights reserved.